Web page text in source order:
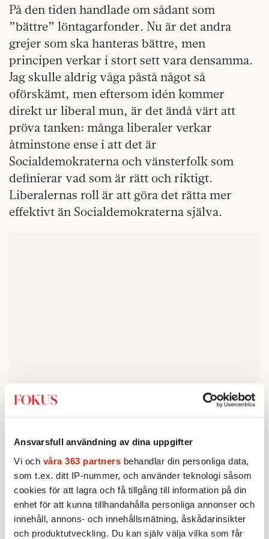
Ansvarsfull användning av dina uppgifter
Vi och våra 363 partners behandlar din personliga data,
som t.ex. ditt IP-nummer, och använder teknologi såsom
cookies för att lagra och få tillgång till information på din
enhet för att kunna tillhandahålla personliga annonser och
innehåll, annons- och innehållsmätning, åskådarinsikter
och produktutveckling. Du kan själv välja vilka som får
På den tiden handlade om sådant som
”bättre” löntagarfonder. Nu är det andra
grejer som ska hanteras bättre, men
principen verkar i stort sett vara densamma.
Jag skulle aldrig våga påstå något så
oförskämt, men eftersom idén kommer
direkt ur liberal mun, är det ändå värt att
pröva tanken: många liberaler verkar
åtminstone ense i att det är
Socialdemokraterna och vänsterfolk som
definierar vad som är rätt och riktigt.
Liberalernas roll är att göra det rätta mer
effektivt än Socialdemokraterna själva.
LIBERALERNAhar varit föremål för en
påtryckningskampanj ända sedan valet. Det
beror på att de innehar mandaten i mitten.
Men det beror också på att partiet är så
mottagligt för påtryckningar. Innerst inne är
en liberal aldrig riktigt säker på att det är OK